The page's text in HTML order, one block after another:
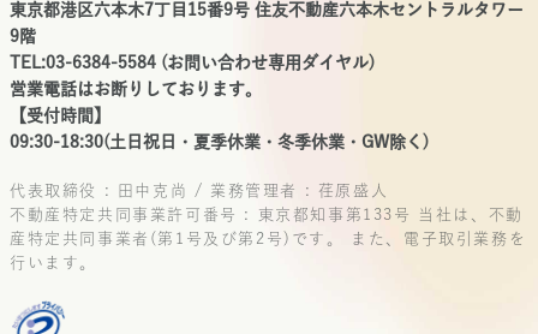
東京都港区六本木7丁目15番9号 住友不動産六本木セントラルタワー
9階
TEL:03-6384-5584 (お問い合わせ専用ダイヤル)
営業電話はお断りしております。
【受付時間】
09:30-18:30(土日祝日・夏季休業・冬季休業・GW除く)
代表取締役 : 田中克尚 / 業務管理者 : 荏原盛人
不動産特定共同事業許可番号 : 東京都知事第133号
当社は、不動
産特定共同事業者(第1号及び第2号)です。
また、電子取引業務を
行います。